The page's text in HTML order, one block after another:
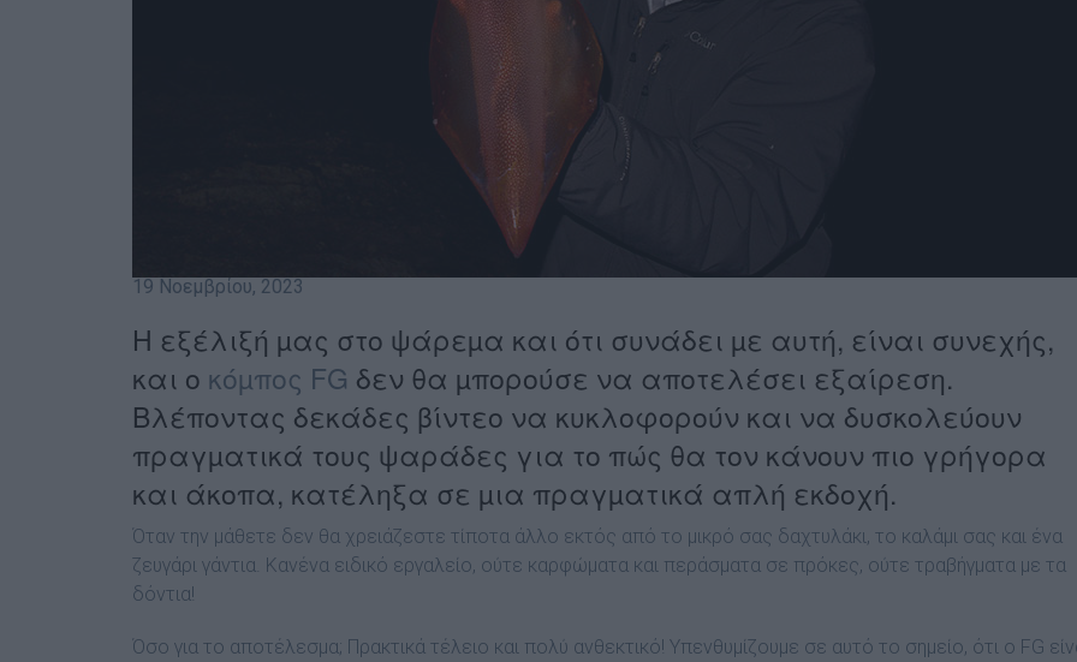
19 Νοεμβρίου, 2023
Η εξέλιξή µας στο ψάρεµα και ότι συνάδει µε αυτή, είναι συνεχής,
και ο κόµπος FG δεν θα µπορούσε να αποτελέσει εξαίρεση.
Βλέποντας δεκάδες βίντεο να κυκλοφορούν και να δυσκολεύουν
πραγµατικά τους ψαράδες για το πώς θα τον κάνουν πιο γρήγορα
και άκοπα, κατέληξα σε µια πραγµατικά απλή εκδοχή.
Όταν την µάθετε δεν θα χρειάζεστε τίποτα άλλο εκτός από το µικρό σας δαχτυλάκι, το καλάµι σας και ένα
ζευγάρι γάντια. Κανένα ειδικό εργαλείο, ούτε καρφώµατα και περάσµατα σε πρόκες, ούτε τραβήγµατα µε τα
δόντια!
Όσο για το αποτέλεσµα; Πρακτικά τέλειο και πολύ ανθεκτικό! Υπενθυµίζουµε σε αυτό το σηµείο, ότι ο FG